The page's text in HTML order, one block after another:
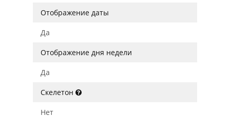
Отображение даты
Да
Отображение дня недели
Да
Скелетон
Нет